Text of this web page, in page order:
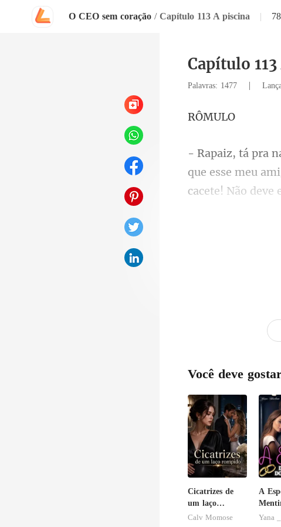
O CEO sem coração / Capítulo 113 A piscina |
Capítulo
Palavras: 1477 |
MU
que esse meu
Você deve
Cicatrizes de
um laço
rompido
Calv Momose
A
Yana